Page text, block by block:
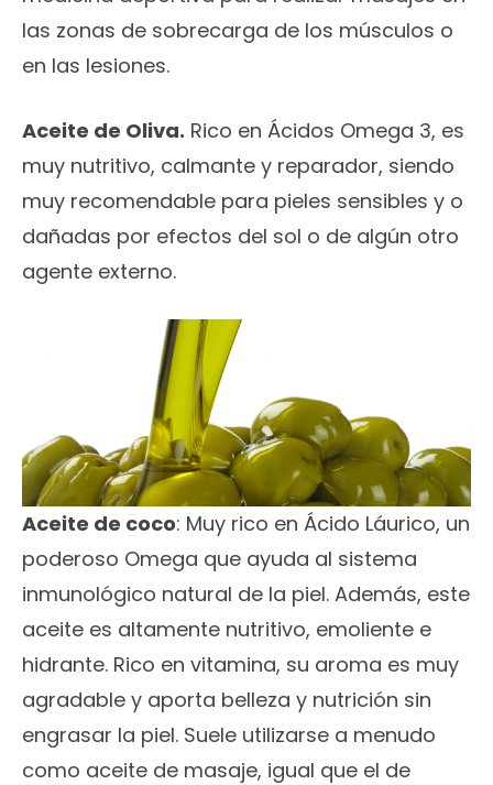
las zonas de sobrecarga de los músculos o
en las lesiones.
Aceite de Oliva. Rico en Ácidos Omega 3, es
muy nutritivo, calmante y reparador, siendo
muy recomendable para pieles sensibles y o
dañadas por efectos del sol o de algún otro
agente externo.
Aceite de coco: Muy rico en Ácido Láurico, un
poderoso Omega que ayuda al sistema
inmunológico natural de la piel. Además, este
aceite es altamente nutritivo, emoliente e
hidrante. Rico en vitamina, su aroma es muy
agradable y aporta belleza y nutrición sin
engrasar la piel. Suele utilizarse a menudo
como aceite de masaje, igual que el de